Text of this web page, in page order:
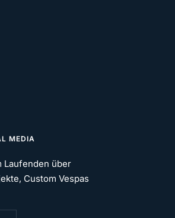
MEDIA
Laufenden über
Custom Vespas